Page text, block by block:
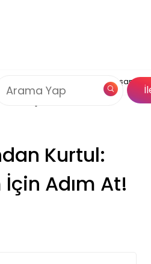
Özel İçerik
Çözümleri
Kurtul: Sağlıklı Bir Yaşam İçin
Kurtul:
İçin Adım At!